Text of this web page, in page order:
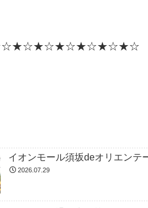
イオンモール須坂deオリエンテ
2026.07.29